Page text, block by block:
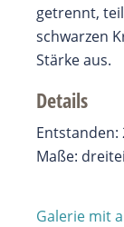
getrennt,
schwarzen
Stärke aus.
Details
Entstanden:
Maße:
Galerie mit